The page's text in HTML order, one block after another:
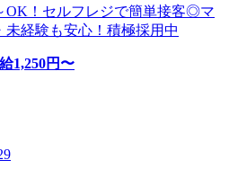
OK！セルフレジで簡単接客◎マ
経験も安心！積極採用中
1,250円〜